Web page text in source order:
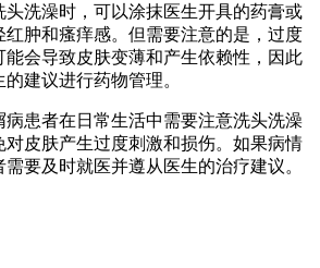
头洗澡时，可以涂抹医生开具的药膏或
红肿和瘙痒感。但需要注意的是，过度
能会导致皮肤变薄和产生依赖性，因此
建议进行药物管理。
病患者在日常生活中需要注意洗头洗澡
对皮肤产生过度刺激和损伤。如果病情
要及时就医并遵从医生的治疗建议。